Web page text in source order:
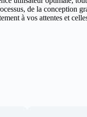
de la conception
à vos attentes et